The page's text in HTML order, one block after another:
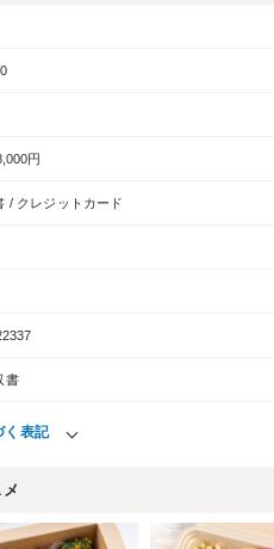
円
/ クレジットカード
書
く表記